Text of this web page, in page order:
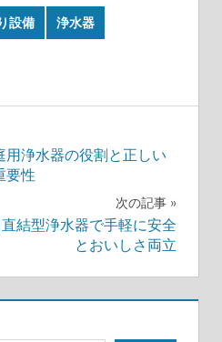
設備 浄水器
浄水器の役割と正しい
要性
次の記事
結型浄水器で手軽に安全
とおいしさ両立